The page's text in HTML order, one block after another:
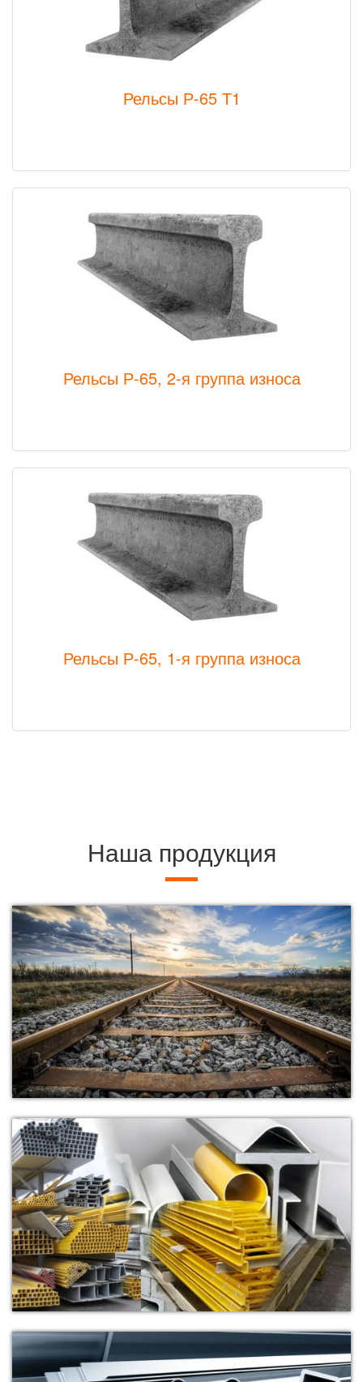
Рельсы Р-65 Т1
Рельсы Р-65, 2-я группа износа
Рельсы Р-65, 1-я группа износа
Наша продукция